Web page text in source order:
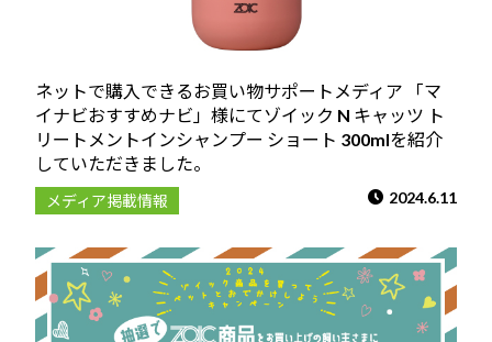
ネットで購入できるお買い物サポートメディア 「マ
イナビおすすめナビ」様にてゾイック N キャッツ ト
リートメントインシャンプー ショート 300mlを紹介
していただきました。
メディア掲載情報 2024.6.11